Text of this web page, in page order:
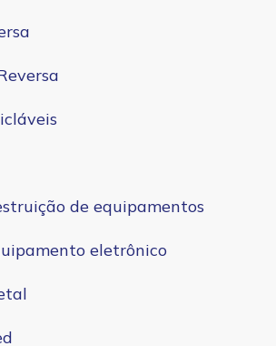
de equipamentos
eletrônico